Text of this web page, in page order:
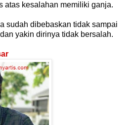
atas kesalahan memiliki ganja.
sudah dibebaskan tidak sampai
yakin dirinya tidak bersalah.